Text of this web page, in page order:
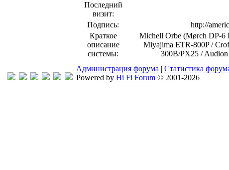
Последний
визит:
Подпись:
http://
Краткое
описание
системы:
Michell Orbe (Mørch DP-6
Miyajima ETR-800P /
300B/PX25 /
Администрация форума | Статистика
Powered by Hi Fi Forum © 2001-2026